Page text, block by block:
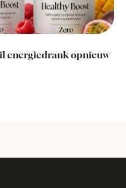
energiedrank opnieuw